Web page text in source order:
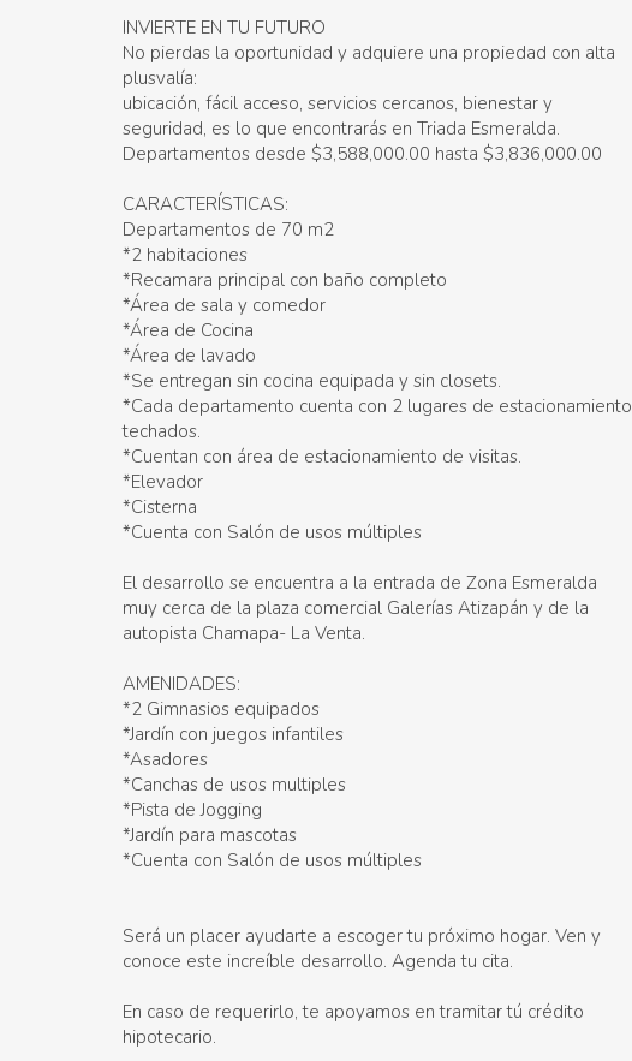
INVIERTE EN TU FUTURO
No pierdas la oportunidad y adquiere una propiedad con alta
plusvalía:
ubicación, fácil acceso, servicios cercanos, bienestar y
seguridad, es lo que encontrarás en Triada Esmeralda.
Departamentos desde $3,588,000.00 hasta $3,836,000.00
CARACTERÍSTICAS:
Departamentos de 70 m2
*2 habitaciones
*Recamara principal con baño completo
*Área de sala y comedor
*Área de Cocina
*Área de lavado
*Se entregan sin cocina equipada y sin closets.
*Cada departamento cuenta con 2 lugares de estacionamiento
techados.
*Cuentan con área de estacionamiento de visitas.
*Elevador
*Cisterna
*Cuenta con Salón de usos múltiples
El desarrollo se encuentra a la entrada de Zona Esmeralda
muy cerca de la plaza comercial Galerías Atizapán y de la
autopista Chamapa- La Venta.
AMENIDADES:
*2 Gimnasios equipados
*Jardín con juegos infantiles
*Asadores
*Canchas de usos multiples
*Pista de Jogging
*Jardín para mascotas
*Cuenta con Salón de usos múltiples
Será un placer ayudarte a escoger tu próximo hogar. Ven y
conoce este increíble desarrollo. Agenda tu cita.
En caso de requerirlo, te apoyamos en tramitar tú crédito
hipotecario.